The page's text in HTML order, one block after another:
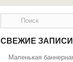
СВЕЖИЕ ЗАПИСИ
Маленькая